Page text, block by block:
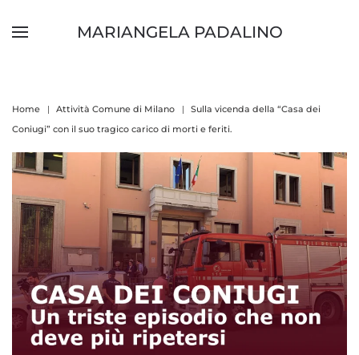
Skip to main content
MARIANGELA PADALINO
Home Attività Comune di Milano
Sulla vicenda della “Casa dei
Coniugi” con il suo tragico carico di morti e feriti.